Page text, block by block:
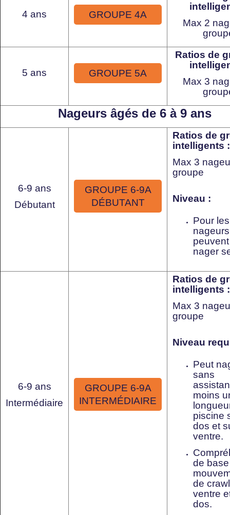
4 ans GROUPE 4A
Max 2
5 ans GROUPE 5A
Ratios de
Max 3
Nageurs âgés de 6 à 9 ans
6-9 ans
Débutant
GROUPE 6-9A
DÉBUTANT
Ratios de
intelligents :
Max 3
groupe
Niveau :
Pour les
nager
6-9 ans
Intermédiaire
GROUPE 6-9A
INTERMÉDIAIRE
Ratios de
intelligents :
Max 3
groupe
Niveau
Peut
sans
moins
piscine
dos et
ventre.
de
de
ventre
dos.